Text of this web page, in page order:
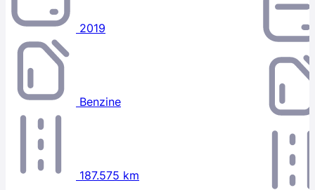
2019
Benzine
187.575 km